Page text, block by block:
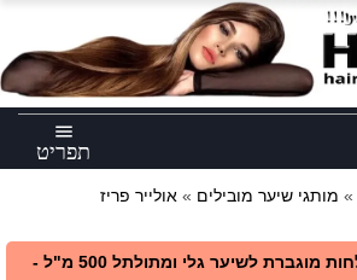
menu
תפריט
» מותגי שיער מובילים »
משלוח חינם - מסכת לחות מוגברת לשיער גלי ומתולתל 500 מ"ל -